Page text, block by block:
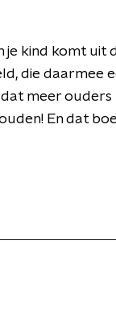
je kind komt uit
die daarmee
meer ouders
En dat